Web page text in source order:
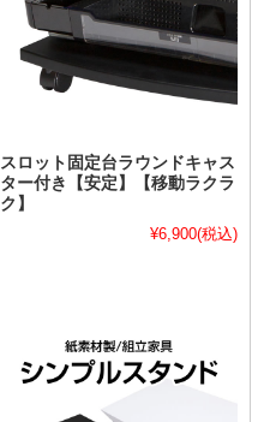
スロット固定台ラウンドキャス
ター付き【安定】【移動ラクラ
ク】
¥6,900(税込)